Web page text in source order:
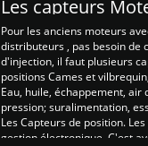
Les capteurs
Pour les anciens moteurs
distributeurs , pas besoin de
d'injection, il faut plusieurs
positions Cames et
Eau, huile, échappement,
pression; suralimentation,
Les Capteurs de position.
gestion électronique. C'est